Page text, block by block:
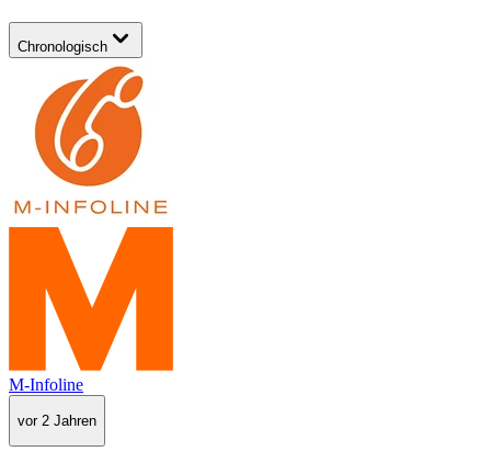
Chronologisch
M-Infoline
vor 2 Jahren